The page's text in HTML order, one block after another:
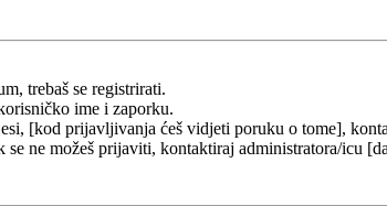
trebaš se registrirati.
ime i zaporku.
[kod prijavljivanja ćeš vidjeti poruku o tome],
ne možeš prijaviti, kontaktiraj administratora/icu